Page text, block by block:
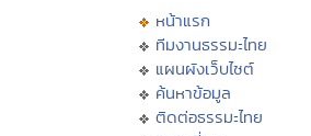
หน้าแรก
ทีมงานธรรมะไทย
แผนผังเว็บไซต์
ค้นหาข้อมูล
ติดต่อธรรมะไทย